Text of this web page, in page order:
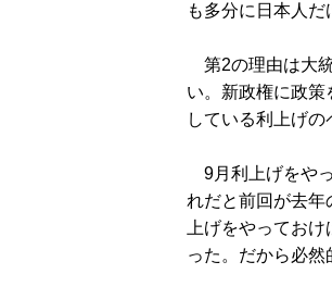
も多分に日本人だ
第2の理由は大
い。新政権に政
している利上げの
9月利上げをや
れだと前回が去年
上げをやってお
った。だから必然